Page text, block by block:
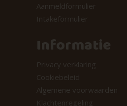
Aanmeldformulier
Intakeformulier
Informatie
Privacy verklaring
Cookiebeleid
Algemene voorwaarden
Klachtenregeling